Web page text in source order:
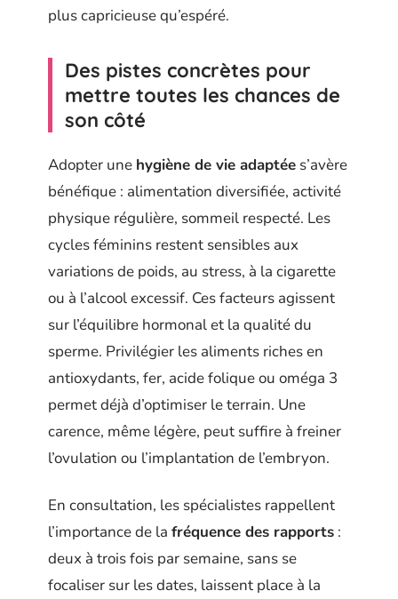
plus capricieuse qu’espéré.
Des pistes concrètes pour
mettre toutes les chances de
son côté
Adopter une hygiène de vie adaptée s’avère
bénéfique : alimentation diversifiée, activité
physique régulière, sommeil respecté. Les
cycles féminins restent sensibles aux
variations de poids, au stress, à la cigarette
ou à l’alcool excessif. Ces facteurs agissent
sur l’équilibre hormonal et la qualité du
sperme. Privilégier les aliments riches en
antioxydants, fer, acide folique ou oméga 3
permet déjà d’optimiser le terrain. Une
carence, même légère, peut suffire à freiner
l’ovulation ou l’implantation de l’embryon.
En consultation, les spécialistes rappellent
l’importance de la fréquence des rapports :
deux à trois fois par semaine, sans se
focaliser sur les dates, laissent place à la